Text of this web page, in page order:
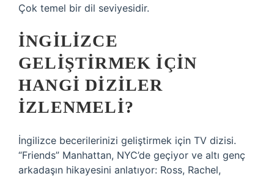
Çok temel bir dil seviyesidir.
İNGILIZCE
GELIŞTIRMEK IÇIN
HANGI DIZILER
IZLENMELI?
İngilizce becerilerinizi geliştirmek için TV dizisi.
“Friends” Manhattan, NYC’de geçiyor ve altı genç
arkadaşın hikayesini anlatıyor: Ross, Rachel,